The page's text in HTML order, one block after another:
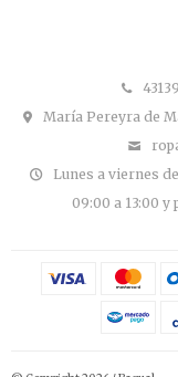
María Pereyra de
Lunes a viernes
09:00 a 13:00 y